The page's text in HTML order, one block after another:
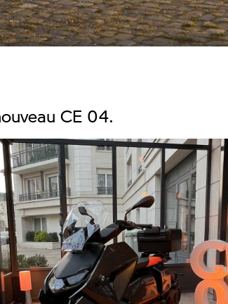
CE 04.